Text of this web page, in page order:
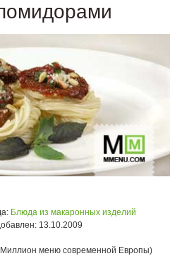
Блюда из макаронных изделий
13.10.2009
меню современной Европы)